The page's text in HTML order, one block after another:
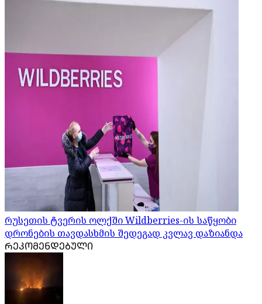
რუსეთის ტვერის ოლქში Wildberries-ის საწყობი
დრონების თავდასხმის შედეგად კვლავ დაზიანდა
ᲠᲔᲙᲝᲛᲔᲜᲓᲔᲑᲣᲚᲘ